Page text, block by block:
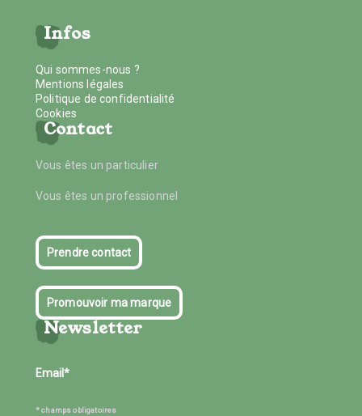
Infos
Qui sommes-nous ?
Mentions légales
Politique de confidentialité
Cookies
Contact
Vous êtes un particulier
Vous êtes un professionnel
Prendre contact
Promouvoir ma marque
Newsletter
* champs obligatoires